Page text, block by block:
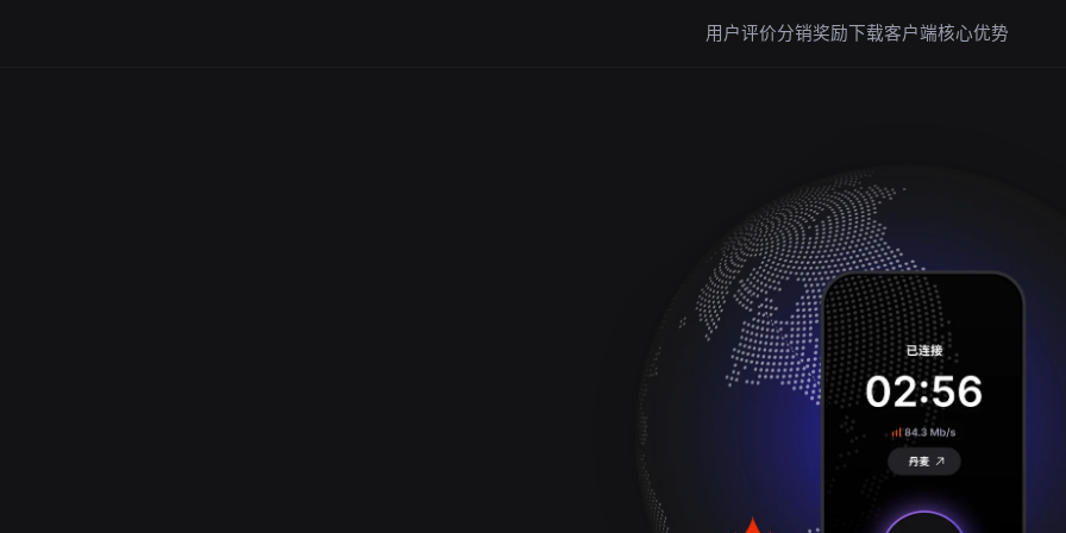
用户评价分销奖励下载客户端核心优势